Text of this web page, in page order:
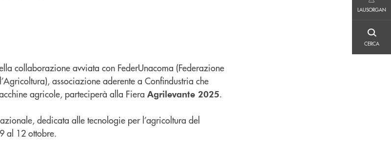
LAUSORGAN
CERCA
collaborazione avviata con FederUnacoma (Federazione
associazione aderente a Confindustria che
agricole, parteciperà alla Fiera Agrilevante 2025.
dedicata alle tecnologie per l’agricoltura del
al 12 ottobre.